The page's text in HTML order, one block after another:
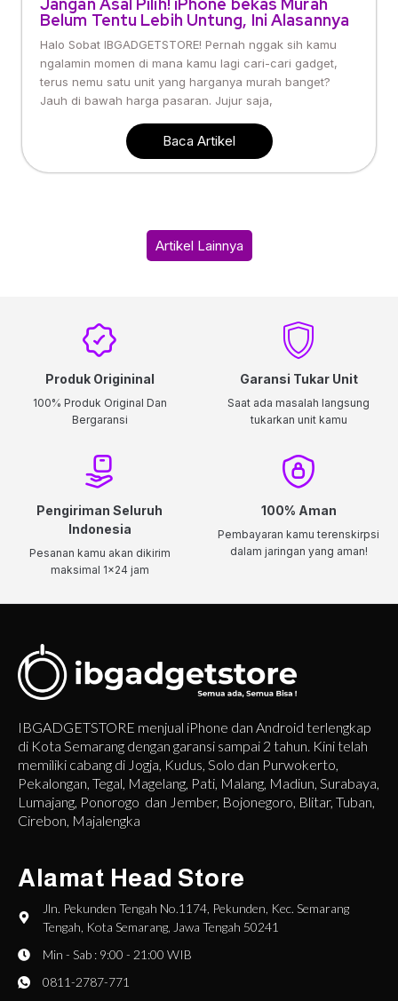
Jangan Asal Pilih! iPhone bekas Murah
Belum Tentu Lebih Untung, Ini Alasannya
Halo Sobat IBGADGETSTORE! Pernah nggak sih kamu
ngalamin momen di mana kamu lagi cari-cari gadget,
terus nemu satu unit yang harganya murah banget?
Jauh di bawah harga pasaran. Jujur saja,
Baca Artikel
Artikel Lainnya
Produk Origininal
100% Produk Original Dan
Bergaransi
Garansi Tukar Unit
Saat ada masalah langsung
tukarkan unit kamu
Pengiriman Seluruh
Indonesia
Pesanan kamu akan dikirim
maksimal 1x24 jam
100% Aman
Pembayaran kamu terenskirpsi
dalam jaringan yang aman!
IBGADGETSTORE menjual iPhone dan Android terlengkap
di Kota Semarang dengan garansi sampai 2 tahun. Kini telah
memiliki cabang di Jogja, Kudus, Solo dan Purwokerto,
Pekalongan, Tegal, Magelang, Pati, Malang, Madiun, Surabaya,
Lumajang, Ponorogo dan Jember, Bojonegoro, Blitar, Tuban,
Cirebon, Majalengka
Alamat Head Store
Jln. Pekunden Tengah No.1174, Pekunden, Kec. Semarang
Tengah, Kota Semarang, Jawa Tengah 50241
Min - Sab : 9:00 - 21:00 WIB
0811-2787-771